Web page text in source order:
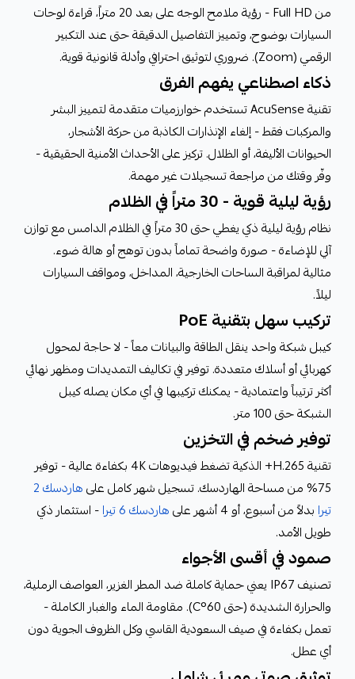
من Full HD - رؤية ملامح الوجه على بعد 20 متراً، قراءة لوحات
السيارات بوضوح، وتمييز التفاصيل الدقيقة حتى عند التكبير
الرقمي (Zoom). ضروري لتوثيق احترافي وأدلة قانونية قوية.
ذكاء اصطناعي يفهم الفرق
تقنية AcuSense تستخدم خوارزميات متقدمة لتمييز البشر
والمركبات فقط - إلغاء الإنذارات الكاذبة من حركة الأشجار،
الحيوانات الأليفة، أو الظلال. تركيز على الأحداث الأمنية الحقيقية -
وفّر وقتك من مراجعة تسجيلات غير مهمة.
رؤية ليلية قوية - 30 متراً في الظلام
نظام رؤية ليلية ذكي يغطي حتى 30 متراً في الظلام الدامس مع توازن
آلي للإضاءة - صورة واضحة تماماً بدون توهج أو هالة ضوء.
مثالية لمراقبة الساحات الخارجية، المداخل، ومواقف السيارات
ليلاً.
تركيب سهل بتقنية PoE
كيبل شبكة واحد ينقل الطاقة والبيانات معاً - لا حاجة لمحول
كهربائي أو أسلاك متعددة. توفير في تكاليف التمديدات ومظهر نهائي
أكثر ترتيباً واعتمادية - يمكنك تركيبها في أي مكان يصله كيبل
الشبكة حتى 100 متر.
توفير ضخم في التخزين
تقنية H.265+ الذكية تضغط فيديوهات 4K بكفاءة عالية - توفير
75% من مساحة الهاردسك. تسجيل شهر كامل على
هاردسك 2
تيرا بدلاً من أسبوع، أو 4 أشهر على هاردسك 6 تيرا
- استثمار ذكي
طويل الأمد.
صمود في أقسى الأجواء
تصنيف IP67 يعني حماية كاملة ضد المطر الغزير، العواصف الرملية،
والحرارة الشديدة (حتى 60°C). مقاومة الماء والغبار الكاملة -
تعمل بكفاءة في صيف السعودية القاسي وكل الظروف الجوية دون
أي عطل.